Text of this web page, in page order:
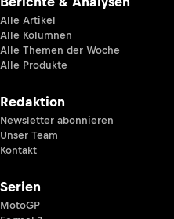
Alle Artikel
Alle Kolumnen
Alle Themen der Woche
Alle Produkte
Redaktion
Newsletter abonnieren
Unser Team
Kontakt
Serien
MotoGP